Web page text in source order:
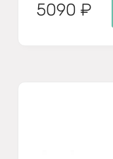
5090 ₽